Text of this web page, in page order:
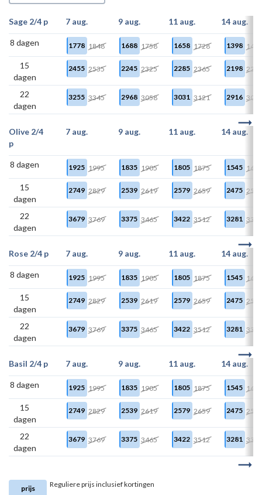
Sage 2/4 p 7 aug. 9 aug. 11 aug. 14 aug.
8 dagen 1778 1848 1688 1758 1658 1728 1398 1468
15
dagen
2455 2535 2245 2325 2285 2365 2198 2278
22
dagen
3255 3345 2968 3058 3031 3121 2916 3006
Olive 2/4
p
7 aug. 9 aug. 11 aug. 14 aug.
8 dagen 1925 1995 1835 1905 1805 1875 1545 1615
15
dagen
2749 2829 2539 2619 2579 2659 2475 2555
22
dagen
3679 3769 3375 3465 3422 3512 3281 3371
Rose 2/4 p 7 aug. 9 aug. 11 aug. 14 aug.
8 dagen 1925 1995 1835 1905 1805 1875 1545 1615
15
dagen
2749 2829 2539 2619 2579 2659 2475 2555
22
dagen
3679 3769 3375 3465 3422 3512 3281 3371
Basil 2/4 p 7 aug. 9 aug. 11 aug. 14 aug.
8 dagen 1925 1995 1835 1905 1805 1875 1545 1615
15
dagen
2749 2829 2539 2619 2579 2659 2475 2555
22
dagen
3679 3769 3375 3465 3422 3512 3281 3371
prijs Reguliere prijs inclusief kortingen